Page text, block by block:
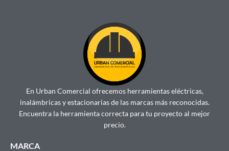
En Urban Comercial ofrecemos herramientas eléctricas,
inalámbricas y estacionarias de las marcas más reconocidas.
Encuentra la herramienta correcta para tu proyecto al mejor
precio.
MARCA